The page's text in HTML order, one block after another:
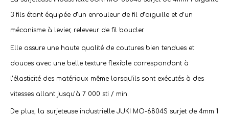
3 fils étant équipée d’un enrouleur de fil d’aiguille et d’un
mécanisme à levier, releveur de fil boucler.
Elle assure une haute qualité de coutures bien tendues et
douces avec une belle texture flexible correspondant à
l’élasticité des matériaux même lorsqu’ils sont exécutés à des
vitesses allant jusqu’à 7 000 sti / min.
De plus, la surjeteuse industrielle JUKI MO-6804S surjet de 4mm 1